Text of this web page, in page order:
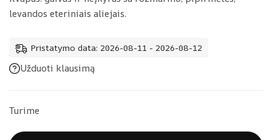
levandos eteriniais aliejais.
Pristatymo data: 2026-08-11 - 2026-08-12
Užduoti klausimą
Turime